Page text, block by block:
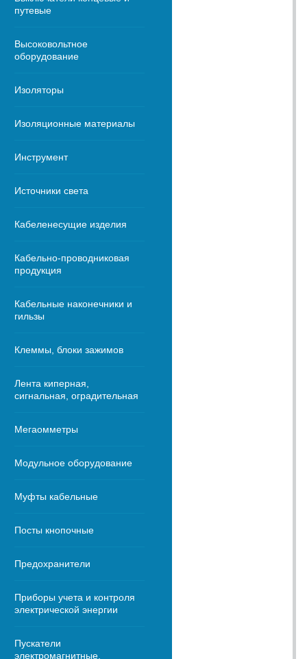
путевые
Высоковольтное
оборудование
Изоляторы
Изоляционные материалы
Инструмент
Источники света
Кабеленесущие изделия
Кабельно-проводниковая
продукция
Кабельные наконечники и
гильзы
Клеммы, блоки зажимов
Лента киперная,
сигнальная, оградительная
Мегаомметры
Модульное оборудование
Муфты кабельные
Посты кнопочные
Предохранители
Приборы учета и контроля
электрической энергии
Пускатели
электромагнитные,